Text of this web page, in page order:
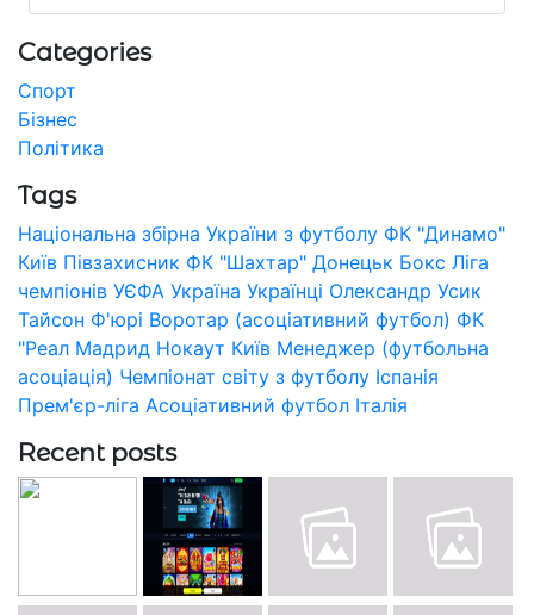
Categories
Спорт
Бізнес
Політика
Tags
Національна збірна України з футболу ФК "Динамо"
Київ Півзахисник ФК "Шахтар" Донецьк Бокс Ліга
чемпіонів УЄФА Україна Українці Олександр Усик
Тайсон Ф'юрі Воротар (асоціативний футбол) ФК
"Реал Мадрид Нокаут Київ Менеджер (футбольна
асоціація) Чемпіонат світу з футболу Іспанія
Прем'єр-ліга Асоціативний футбол Італія
Recent posts